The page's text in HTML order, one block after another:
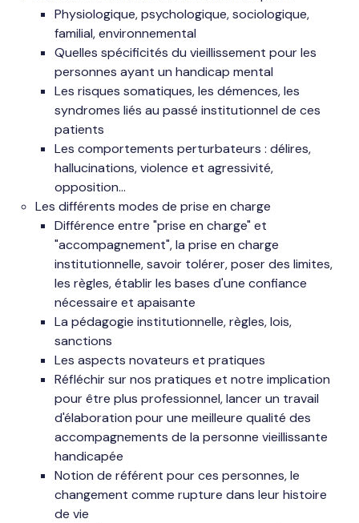
Physiologique, psychologique, sociologique,
familial, environnemental
Quelles spécificités du vieillissement pour les
personnes ayant un handicap mental
Les risques somatiques, les démences, les
syndromes liés au passé institutionnel de ces
patients
Les comportements perturbateurs : délires,
hallucinations, violence et agressivité,
opposition...
Les différents modes de prise en charge
Différence entre "prise en charge" et
"accompagnement", la prise en charge
institutionnelle, savoir tolérer, poser des limites,
les règles, établir les bases d'une confiance
nécessaire et apaisante
La pédagogie institutionnelle, règles, lois,
sanctions
Les aspects novateurs et pratiques
Réfléchir sur nos pratiques et notre implication
pour être plus professionnel, lancer un travail
d'élaboration pour une meilleure qualité des
accompagnements de la personne vieillissante
handicapée
Notion de référent pour ces personnes, le
changement comme rupture dans leur histoire
de vie